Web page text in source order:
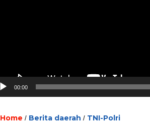
00:00
Home / Berita daerah / TNI-Polri